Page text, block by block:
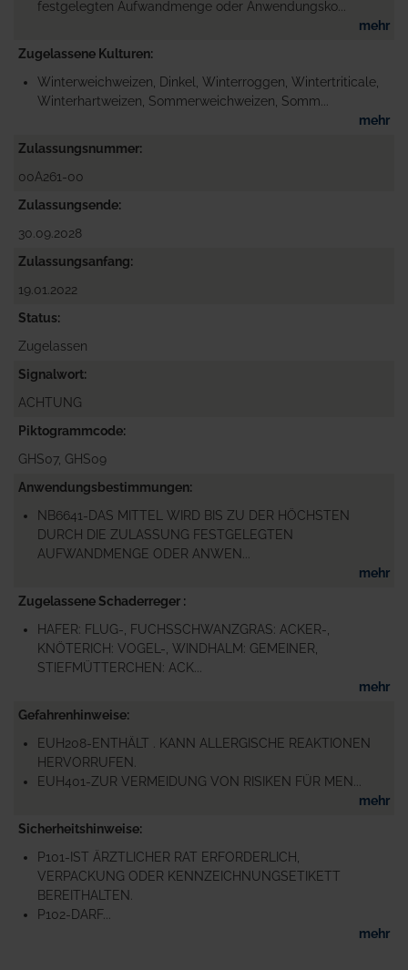
festgelegten Aufwandmenge oder Anwendungsko...
mehr
Zugelassene Kulturen
Winterweichweizen, Dinkel, Winterroggen, Wintertriticale,
Winterhartweizen, Sommerweichweizen, Somm...
mehr
Zulassungsnummer
00A261-00
Zulassungsende
30.09.2028
Zulassungsanfang
19.01.2022
Status
Zugelassen
Signalwort
ACHTUNG
Piktogrammcode
GHS07, GHS09
Anwendungsbestimmungen
NB6641-DAS MITTEL WIRD BIS ZU DER HÖCHSTEN
DURCH DIE ZULASSUNG FESTGELEGTEN
AUFWANDMENGE ODER ANWEN...
mehr
Zugelassene Schaderreger
HAFER: FLUG-, FUCHSSCHWANZGRAS: ACKER-,
KNÖTERICH: VOGEL-, WINDHALM: GEMEINER,
STIEFMÜTTERCHEN: ACK...
mehr
Gefahrenhinweise
EUH208-ENTHÄLT . KANN ALLERGISCHE REAKTIONEN
HERVORRUFEN.
EUH401-ZUR VERMEIDUNG VON RISIKEN FÜR MEN...
mehr
Sicherheitshinweise
P101-IST ÄRZTLICHER RAT ERFORDERLICH,
VERPACKUNG ODER KENNZEICHNUNGSETIKETT
BEREITHALTEN.
P102-DARF...
mehr